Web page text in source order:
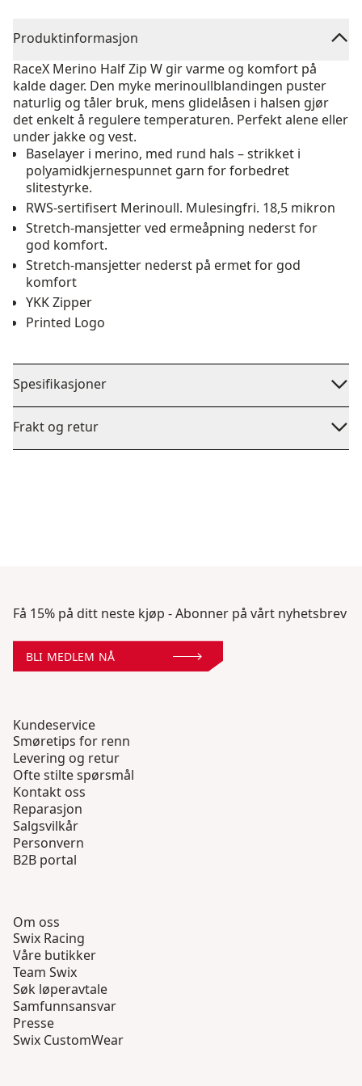
Produktinformasjon
RaceX Merino Half Zip W gir varme og komfort på
kalde dager. Den myke merinoullblandingen puster
naturlig og tåler bruk, mens glidelåsen i halsen gjør
det enkelt å regulere temperaturen. Perfekt alene eller
under jakke og vest.
Baselayer i merino, med rund hals – strikket i
polyamidkjernespunnet garn for forbedret
slitestyrke.
RWS-sertifisert Merinoull. Mulesingfri. 18,5 mikron
Stretch-mansjetter ved ermeåpning nederst for
god komfort.
Stretch-mansjetter nederst på ermet for god
komfort
YKK Zipper
Printed Logo
Spesifikasjoner
Frakt og retur
Få 15% på ditt neste kjøp - Abonner på vårt nyhetsbrev
BLI MEDLEM NÅ
Kundeservice
Smøretips for renn
Levering og retur
Ofte stilte spørsmål
Kontakt oss
Reparasjon
Salgsvilkår
Personvern
B2B portal
Om oss
Swix Racing
Våre butikker
Team Swix
Søk løperavtale
Samfunnsansvar
Presse
Swix CustomWear